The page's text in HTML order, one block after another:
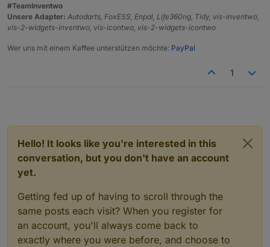
#TeamInventwo
Unsere Adapter: Autodarts, FoxESS, Enpal, Life360ng, Tidy, vis-inventwo,
vis-2-widgets-inventwo, vis-icontwo, vis-2-widgets-icontwo
Wer uns mit einem Kaffee unterstützen möchte: PayPal
1
Hello! It looks like you're interested in this
conversation, but you don't have an account
yet.
Getting fed up of having to scroll through the
same posts each visit? When you register for
an account, you'll always come back to
exactly where you were before, and choose to